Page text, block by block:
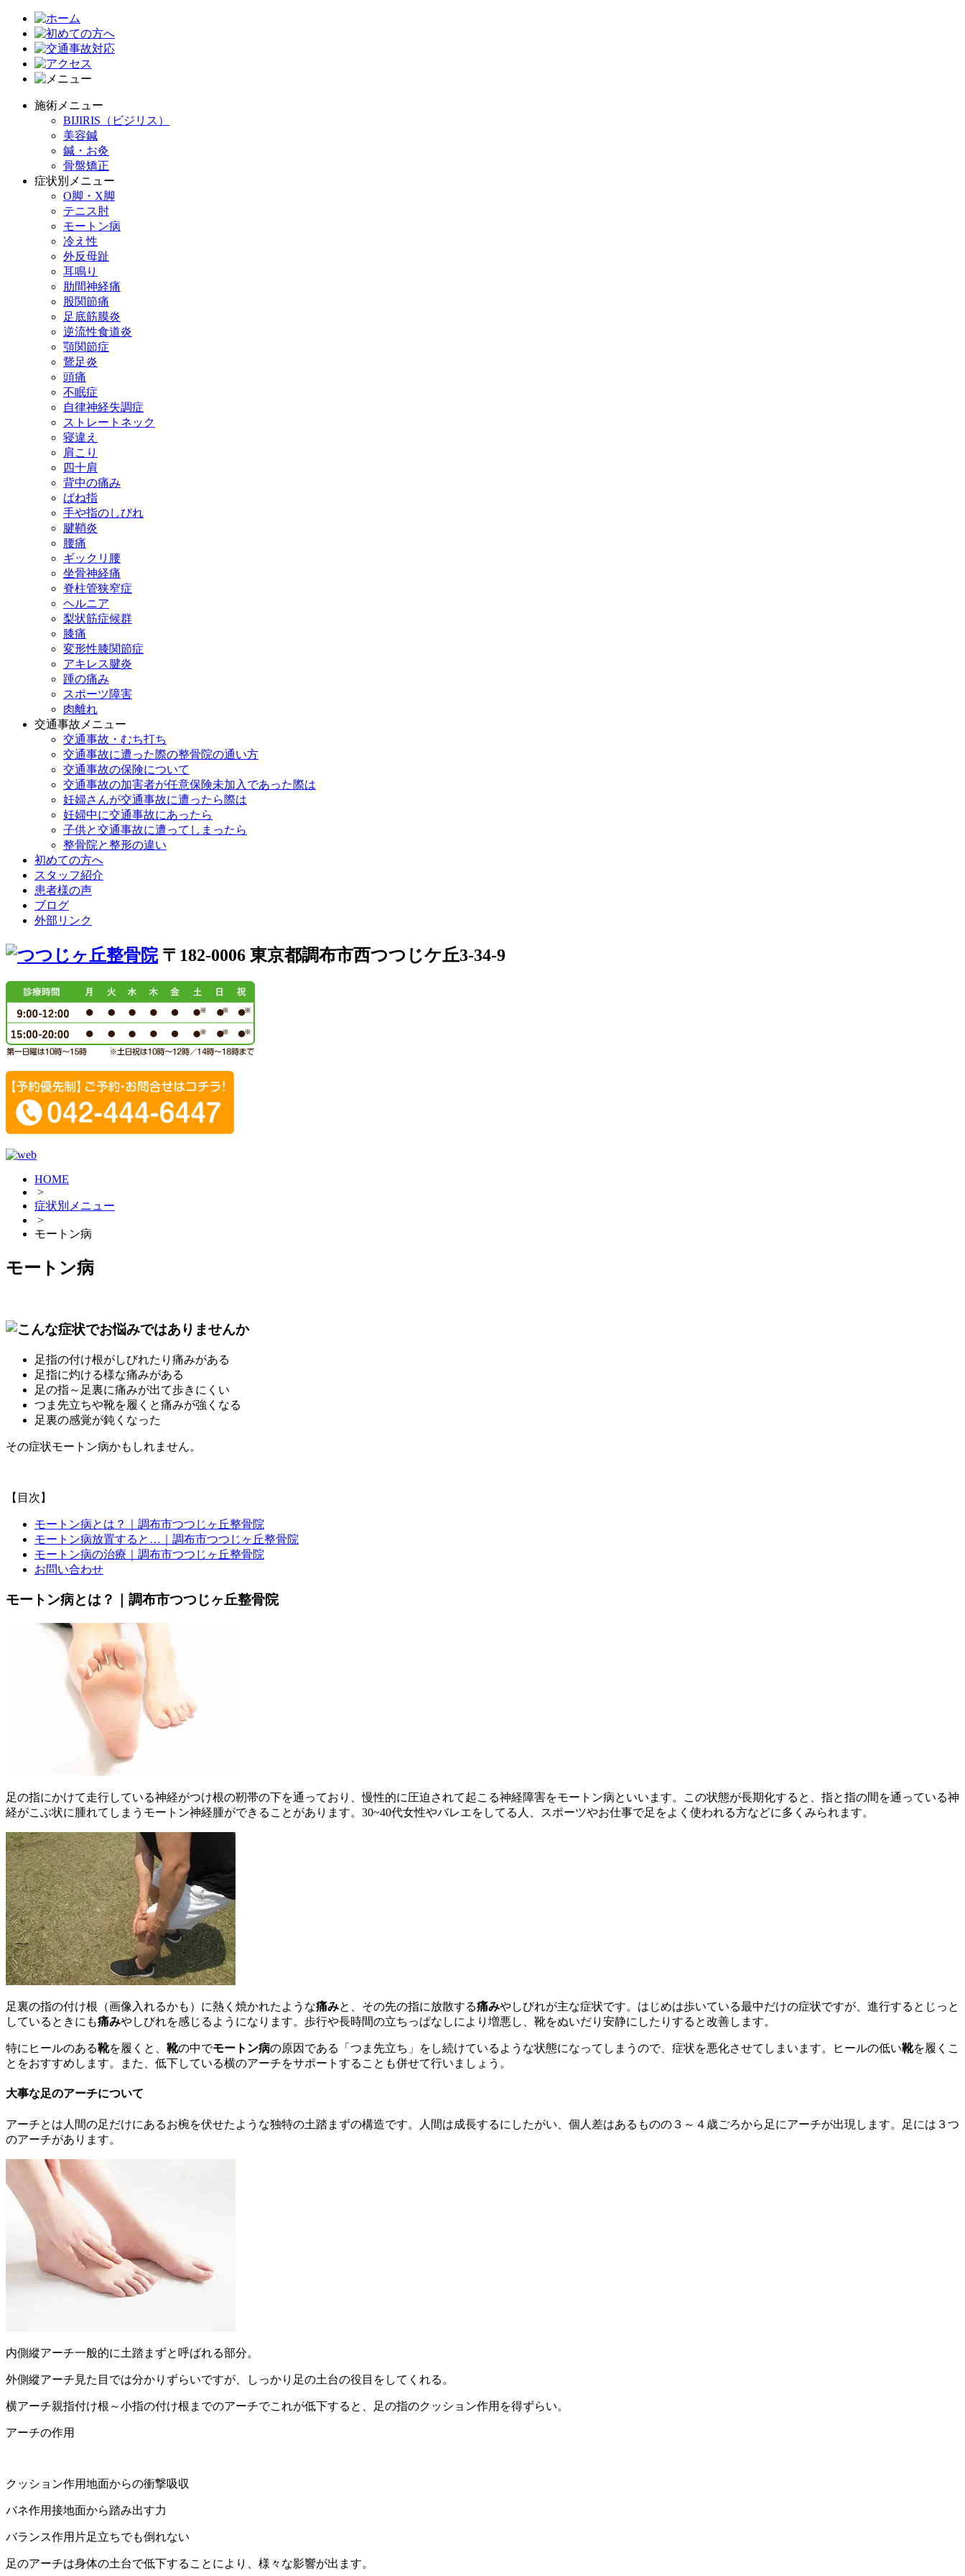
施術メニュー
BIJIRIS（ビジリス）
美容鍼
鍼・お灸
骨盤矯正
症状別メニュー
O脚・X脚
テニス肘
モートン病
冷え性
外反母趾
耳鳴り
肋間神経痛
股関節痛
足底筋膜炎
逆流性食道炎
顎関節症
鵞足炎
頭痛
不眠症
自律神経失調症
ストレートネック
寝違え
肩こり
四十肩
背中の痛み
ばね指
手や指のしびれ
腱鞘炎
腰痛
ギックリ腰
坐骨神経痛
脊柱管狭窄症
ヘルニア
梨状筋症候群
膝痛
変形性膝関節症
アキレス腱炎
踵の痛み
スポーツ障害
肉離れ
交通事故メニュー
交通事故・むち打ち
交通事故に遭った際の整骨院の通い方
交通事故の保険について
交通事故の加害者が任意保険未加入であった際は
妊婦さんが交通事故に遭ったら際は
妊婦中に交通事故にあったら
子供と交通事故に遭ってしまったら
整骨院と整形の違い
初めての方へ
スタッフ紹介
患者様の声
ブログ
外部リンク
〒182-0006 東京都調布市西つつじケ丘3-34-9
HOME
>
症状別メニュー
>
モートン病
モートン病
足指の付け根がしびれたり痛みがある
足指に灼ける様な痛みがある
足の指～足裏に痛みが出て歩きにくい
つま先立ちや靴を履くと痛みが強くなる
足裏の感覚が鈍くなった
その症状モートン病かもしれません。
【目次】
モートン病とは？｜調布市つつじヶ丘整骨院
モートン病放置すると…｜調布市つつじヶ丘整骨院
モートン病の治療｜調布市つつじヶ丘整骨院
お問い合わせ
モートン病とは？｜調布市つつじヶ丘整骨院
足の指にかけて走行している神経がつけ根の靭帯の下を通っており、慢性的に圧迫されて起こる神経障害をモートン病といいます。この状態が長期化すると、指と指の間を通っている神
経がこぶ状に腫れてしまうモートン神経腫ができることがあります。30~40代女性やバレエをしてる人、スポーツやお仕事で足をよく使われる方などに多くみられます。
足裏の指の付け根（画像入れるかも）に熱く焼かれたような痛みと、その先の指に放散する痛みやしびれが主な症状です。はじめは歩いている最中だけの症状ですが、進行するとじっと
しているときにも痛みやしびれを感じるようになります。歩行や長時間の立ちっぱなしにより増悪し、靴をぬいだり安静にしたりすると改善します。
特にヒールのある靴を履くと、 靴の中でモートン病の原因である「つま先立ち」をし続けているような状態になってしまうので、症状を悪化させてしまいます。ヒールの低い靴を履くこ
とをおすすめします。また、低下している横のアーチをサポートすることも併せて行いましょう。
大事な足のアーチについて
アーチとは人間の足だけにあるお椀を伏せたような独特の土踏まずの構造です。人間は成長するにしたがい、個人差はあるものの３～４歳ごろから足にアーチが出現します。足には３つ
のアーチがあります。
内側縱アーチ一般的に土踏まずと呼ばれる部分。
外側縱アーチ見た目では分かりずらいですが、しっかり足の土台の役目をしてくれる。
横アーチ親指付け根～小指の付け根までのアーチでこれが低下すると、足の指のクッション作用を得ずらい。
アーチの作用
クッション作用地面からの衝撃吸収
バネ作用接地面から踏み出す力
バランス作用片足立ちでも倒れない
足のアーチは身体の土台で低下することにより、様々な影響が出ます。